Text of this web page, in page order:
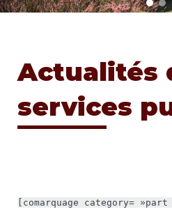
Actualités
services
[comarquage category= »part